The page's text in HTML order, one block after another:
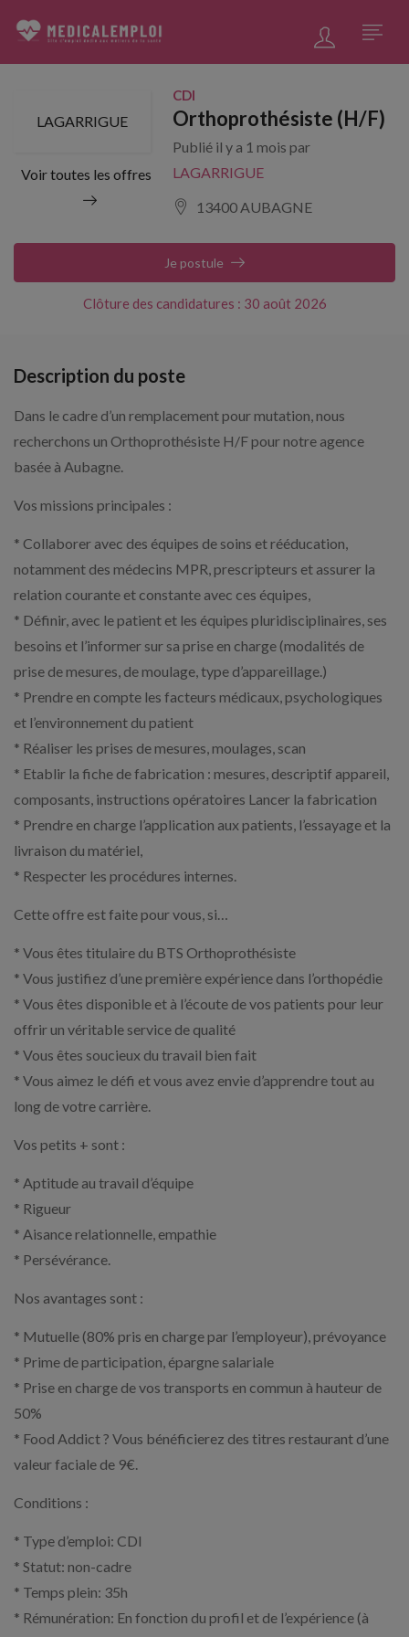
LAGARRIGUE
Voir toutes les offres
CDI
Orthoprothésiste (H/F)
Publié il y a 1 mois par
LAGARRIGUE
13400 AUBAGNE
Clôture des candidatures : 30 août 2026
Je postule
Description du poste
Dans le cadre d’un remplacement pour mutation, nous
recherchons un Orthoprothésiste H/F pour notre agence
basée à Aubagne.
Vos missions principales :
* Collaborer avec des équipes de soins et rééducation,
notamment des médecins MPR, prescripteurs et assurer la
relation courante et constante avec ces équipes,
* Définir, avec le patient et les équipes pluridisciplinaires, ses
besoins et l’informer sur sa prise en charge (modalités de
prise de mesures, de moulage, type d’appareillage.)
* Prendre en compte les facteurs médicaux, psychologiques
et l’environnement du patient
* Réaliser les prises de mesures, moulages, scan
* Etablir la fiche de fabrication : mesures, descriptif appareil,
composants, instructions opératoires Lancer la fabrication
* Prendre en charge l’application aux patients, l’essayage et la
livraison du matériel,
* Respecter les procédures internes.
Cette offre est faite pour vous, si…
* Vous êtes titulaire du BTS Orthoprothésiste
* Vous justifiez d’une première expérience dans l’orthopédie
* Vous êtes disponible et à l’écoute de vos patients pour leur
offrir un véritable service de qualité
* Vous êtes soucieux du travail bien fait
* Vous aimez le défi et vous avez envie d’apprendre tout au
long de votre carrière.
Vos petits + sont :
* Aptitude au travail d’équipe
* Rigueur
* Aisance relationnelle, empathie
* Persévérance.
Nos avantages sont :
* Mutuelle (80% pris en charge par l’employeur), prévoyance
* Prime de participation, épargne salariale
* Prise en charge de vos transports en commun à hauteur de
50%
* Food Addict ? Vous bénéficierez des titres restaurant d’une
valeur faciale de 9€.
Conditions :
* Type d’emploi: CDI
* Statut: non-cadre
* Temps plein: 35h
* Rémunération: En fonction du profil et de l’expérience (à